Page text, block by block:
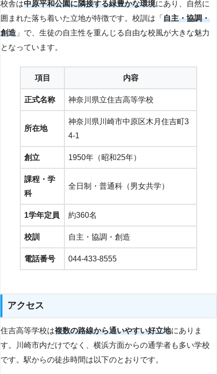
校舎は中原平和公園に隣接する緑豊かな環境にあり、自然に
囲まれた落ち着いた立地が特徴です。校訓は「 自主・協調・
創造 」で、生徒の自主性を重んじる自由な校風が大きな魅力
となっています。
項目 内容
正式名称 神奈川県立住吉高等学校
所在地
神奈川県川崎市中原区木月住吉町3
4-1
創立 1950年（昭和25年）
課程・学
科
全日制・普通科（男女共学）
1学年定員 約360名
校訓 自主・協調・創造
電話番号 044-433-8555
アクセス
住吉高等学校は複数の路線から通いやすい好立地にありま
す。川崎市内だけでなく、横浜方面からの通学者も多い学校
です。駅からの徒歩時間は以下のとおりです。